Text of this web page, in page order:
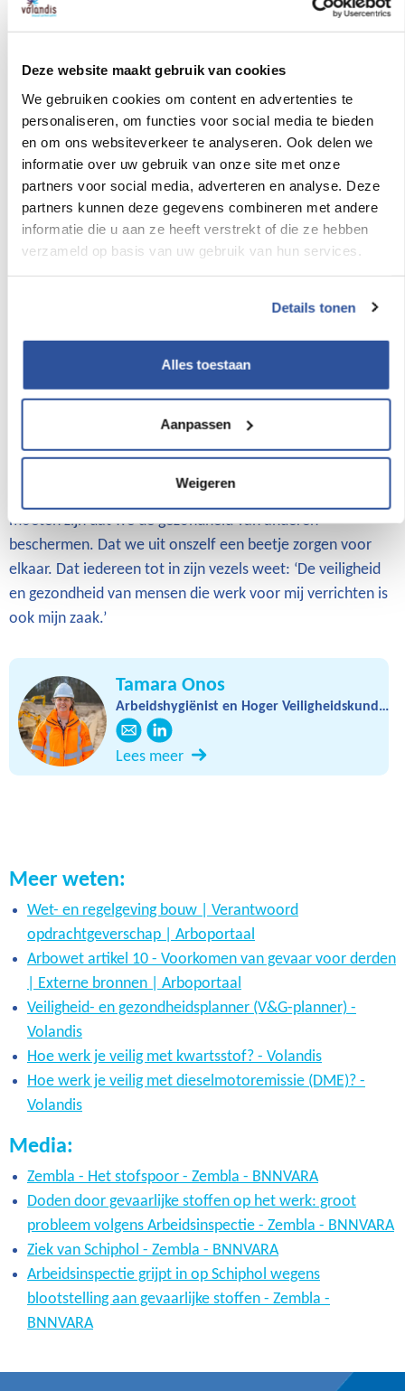
Deze website maakt gebruik van cookies
We gebruiken cookies om content en advertenties te
personaliseren, om functies voor social media te bieden
en om ons websiteverkeer te analyseren. Ook delen we
informatie over uw gebruik van onze site met onze
partners voor social media, adverteren en analyse. Deze
partners kunnen deze gegevens combineren met andere
informatie die u aan ze heeft verstrekt of die ze hebben
verzameld op basis van uw gebruik van hun services.
Details tonen
Alles toestaan
Aanpassen
Weigeren
Ook bij Schiphol heeft de Arbeidsinspectie een eis
neergelegd die betrekking heeft op het
opdrachtgeverschap. Schiphol Group moet onder andere
zorgen voor verdergaande elektrificatie, zodat werkenden
(eigen personeel en dat van derden) niet langer worden
blootgesteld aan kankerverwekkende uitlaatgassen van de
diesel- en kerosineaangedreven arbeidsmiddelen
(karretjes, aggregaten, vliegtuigen, enzovoort).
Kortom, het is nooit alleen een zaak van de aannemers. De
mensen die voor hen aan het werk zijn. Dat is wettelijk
Hebben we die wettelijke stok achter de
deur echt nodig?
nodig hebben. Het zou toch eigenlijk vanzelfsprekend
moeten zijn dat we de gezondheid van anderen
beschermen. Dat we uit onszelf een beetje zorgen voor
elkaar. Dat iedereen tot in zijn vezels weet: ‘De veiligheid
en gezondheid van mensen die werk voor mij verrichten is
ook mijn zaak.’
Tamara Onos
Arbeidshygiënist en Hoger Veiligheidskundige
Lees meer
Meer weten:
Wet- en regelgeving bouw | Verantwoord
opdrachtgeverschap | Arboportaal
Arbowet artikel 10 - Voorkomen van gevaar voor derden
| Externe bronnen | Arboportaal
Veiligheid- en gezondheidsplanner (V&G-planner) -
Volandis
Hoe werk je veilig met kwartsstof? - Volandis
Hoe werk je veilig met dieselmotoremissie (DME)? -
Volandis
Media:
Zembla - Het stofspoor - Zembla - BNNVARA
Doden door gevaarlijke stoffen op het werk: groot
probleem volgens Arbeidsinspectie - Zembla - BNNVARA
Ziek van Schiphol - Zembla - BNNVARA
Arbeidsinspectie grijpt in op Schiphol wegens
blootstelling aan gevaarlijke stoffen - Zembla -
BNNVARA